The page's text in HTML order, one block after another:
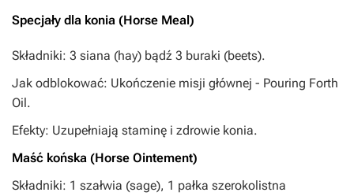
Specjały dla konia (Horse Meal)
Składniki: 3 siana (hay) bądź 3 buraki (beets).
Jak odblokować: Ukończenie misji głównej - Pouring Forth
Oil.
Efekty: Uzupełniają staminę i zdrowie konia.
Maść końska (Horse Ointement)
Składniki: 1 szałwia (sage), 1 pałka szerokolistna